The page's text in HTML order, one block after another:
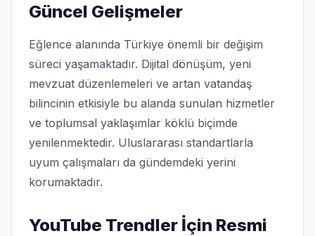
Güncel Gelişmeler
Eğlence alanında Türkiye önemli bir değişim
süreci yaşamaktadır. Dijital dönüşüm, yeni
mevzuat düzenlemeleri ve artan vatandaş
bilincinin etkisiyle bu alanda sunulan hizmetler
ve toplumsal yaklaşımlar köklü biçimde
yenilenmektedir. Uluslararası standartlarla
uyum çalışmaları da gündemdeki yerini
korumaktadır.
YouTube Trendler İçin Resmi